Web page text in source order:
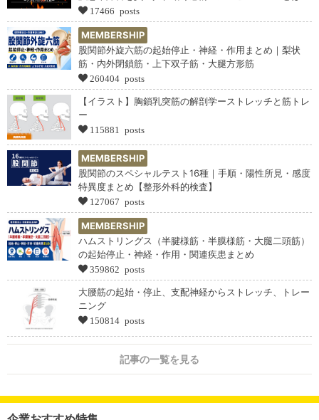
17466 posts
MEMBERSHIP
股関節外旋六筋の起始停止・神経・作用まとめ｜梨状
筋・内外閉鎖筋・上下双子筋・大腿方形筋
260404 posts
【イラスト】胸鎖乳突筋の解剖学ーストレッチと筋トレ
ー
115881 posts
MEMBERSHIP
股関節のスペシャルテスト16種｜手順・陽性所見・感度
特異度まとめ【整形外科的検査】
127067 posts
MEMBERSHIP
ハムストリングス（半腱様筋・半膜様筋・大腿二頭筋）
の起始停止・神経・作用・関連疾患まとめ
359862 posts
大腰筋の起始・停止、支配神経からストレッチ、トレー
ニング
150814 posts
記事の一覧を見る